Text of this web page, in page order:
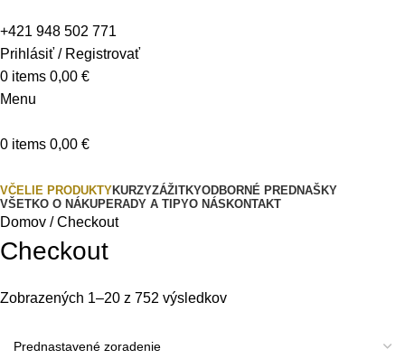
+421 948 502 771
Prihlásiť / Registrovať
0 items 0,00 €
Menu
0 items 0,00 €
VČELIE PRODUKTYKURZYZÁŽITKYODBORNÉ PREDNAŠKY
VŠETKO O NÁKUPERADY A TIPYO NÁS KONTAKT
Domov Checkout
Checkout
Zobrazených 1–20 z 752 výsledkov